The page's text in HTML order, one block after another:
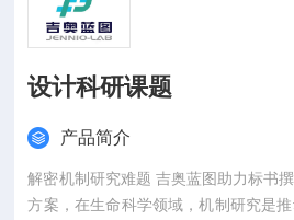
设计科研课题
产品简介
解密机制研究难题 吉奥蓝图助力标书
方案，在生命科学领域，机制研究是推